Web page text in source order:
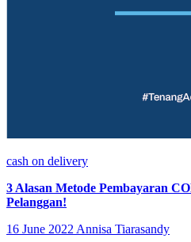
cash on delivery
3 Alasan Metode Pembayaran
Pelanggan!
16 June 2022 Annisa Tiarasandy